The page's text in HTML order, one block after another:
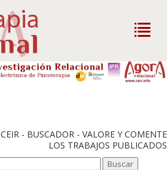
CEIR - BUSCADOR - VALORE Y COMENTE
LOS TRABAJOS PUBLICADOS